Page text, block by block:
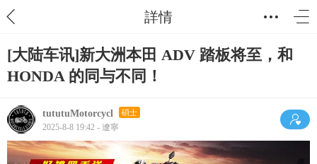
詳情
[大陆车讯]新大洲本田 ADV 踏板将至，和
HONDA 的同与不同！
tututuMotorcycl 碩士
2025-8-8 19:42 - 遼寧